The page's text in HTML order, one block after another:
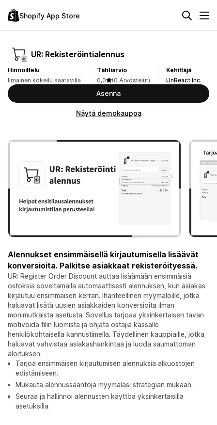
Shopify App Store
UR: Rekisteröintialennus
Hinnoittelu
Ilmainen kokeilu saatavilla
Tähtiarvio
0,0
(0 Arvostelut)
Kehittäjä
UnReact Inc.
Asenna
Näytä demokauppa
Alennukset ensimmäisellä kirjautumisella lisäävät
konversioita. Palkitse asiakkaat rekisteröityessä.
UR: Register Order Discount auttaa lisäämään ensimmäisiä
ostoksia soveltamalla automaattisesti alennuksen, kun asiakas
kirjautuu ensimmäisen kerran. Ihanteellinen myymälöille, jotka
haluavat lisätä uusien asiakkaiden konversioita ilman
monimutkaista asetusta. Sovellus tarjoaa yksinkertaisen tavan
motivoida tilin luomista ja ohjata ostajia kassalle
henkilökohtaisella kannustimella. Täydellinen kauppiaille, jotka
haluavat vahvistaa asiakashankintaa ja luoda saumattoman
aloituksen.
Tarjoa ensimmäisen kirjautumisen alennuksia alkuostojen
edistämiseen.
Mukauta alennussääntöjä myymäläsi strategian mukaan.
Seuraa ja hallinnoi alennusten käyttöä yksinkertaisilla
asetuksilla.